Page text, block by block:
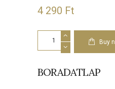
4 290 Ft
szüretelésű
Rajnai
mennyiség
Buy
BORADATLAP